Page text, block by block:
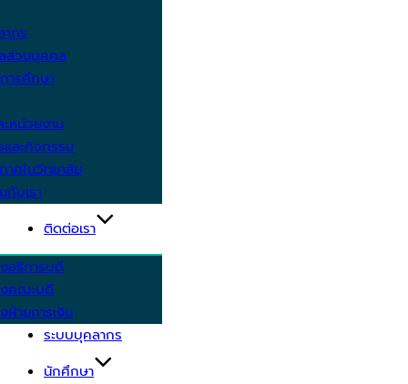
กร
ส่วนบุคคล
ารศึกษา
หน่วยงาน
และกิจกรรม
าศในวิทยาลัย
กับเรา
ติดต่อเรา
อธิการบดี
คณะบดี
ฝ่ายการเงิน
ระบบบุคลากร
นักศึกษา